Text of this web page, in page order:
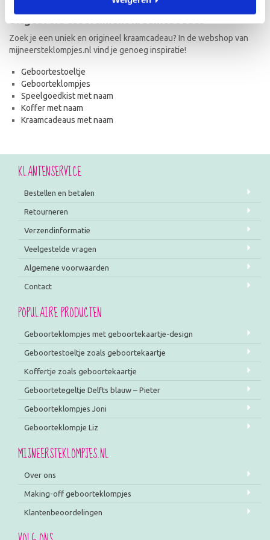
Zoek je een uniek en origineel kraamcadeau? In de webshop van
mijneersteklompjes.nl vind je genoeg inspiratie!
Geboortestoeltje
Geboorteklompjes
Speelgoedkist met naam
Koffer met naam
Kraamcadeaus met naam
KLANTENSERVICE
Bestellen en betalen
Retourneren
Verzendinformatie
Veelgestelde vragen
Algemene voorwaarden
Contact
POPULAIRE PRODUCTEN
Geboorteklompjes met geboortekaartje-design
Geboortestoeltje zoals geboortekaartje
Koffertje zoals geboortekaartje
Geboortetegeltje Delfts blauw – Pieter
Geboorteklompjes Joni
Geboorteklompje Liz
MIJNEERSTEKLOMPJES.NL
Over ons
Making-off geboorteklompjes
Klantenbeoordelingen